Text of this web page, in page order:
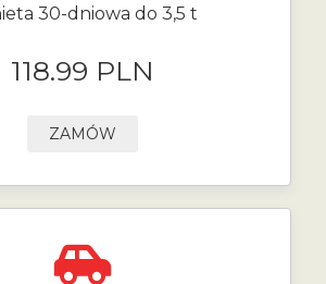
30-dniowa do 3,5 t
118.99 PLN
ZAMÓW